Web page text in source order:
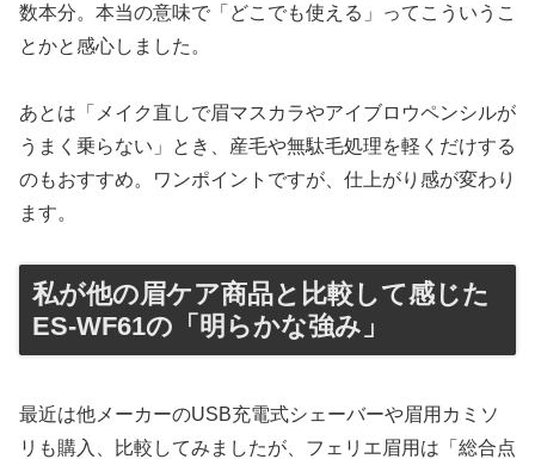
数本分。本当の意味で「どこでも使える」ってこういうこ
とかと感心しました。
あとは「メイク直しで眉マスカラやアイブロウペンシルが
うまく乗らない」とき、産毛や無駄毛処理を軽くだけする
のもおすすめ。ワンポイントですが、仕上がり感が変わり
ます。
私が他の眉ケア商品と比較して感じた
ES-WF61の「明らかな強み」
最近は他メーカーのUSB充電式シェーバーや眉用カミソ
リも購入、比較してみましたが、フェリエ眉用は「総合点